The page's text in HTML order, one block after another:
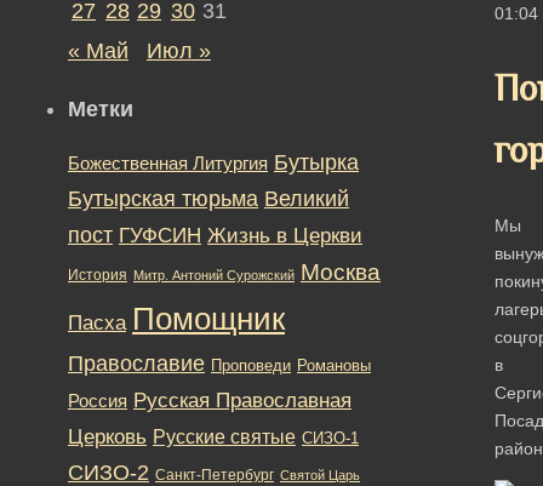
01:04
Мы
в
27 28 29 30 31
« Май
Июл »
Метки
Божественная Литургия Бутырка
Бутырская тюрьма Великий
пост ГУФСИН Жизнь в Церкви
История Митр. Антоний Сурожский Москва
Пасха Помощник
Православие Проповеди Романовы
Россия Русская Православная
Церковь Русские святые СИЗО-1
СИЗО-2 Санкт-Петербург Святой Царь